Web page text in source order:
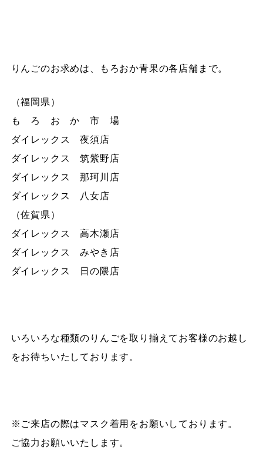
りんごのお求めは、もろおか青果の各店舗まで。
（福岡県）
も ろ お か 市 場
ダイレックス 夜須店
ダイレックス 筑紫野店
ダイレックス 那珂川店
ダイレックス 八女店
（佐賀県）
ダイレックス 高木瀬店
ダイレックス みやき店
ダイレックス 日の隈店
いろいろな種類のりんごを取り揃えてお客様のお越し
をお待ちいたしております。
※ご来店の際はマスク着用をお願いしております。
ご協力お願いいたします。